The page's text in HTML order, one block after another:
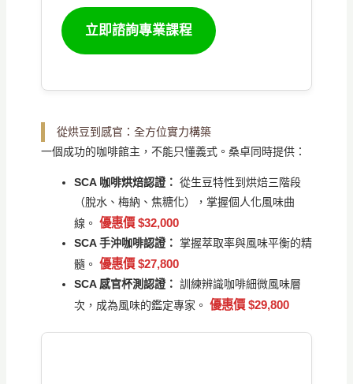
立即諮詢專業課程
從烘豆到感官：全方位實力構築
一個成功的咖啡館主，不能只懂義式。桑卓同時提供：
SCA 咖啡烘焙認證： 從生豆特性到烘焙三階段
（脫水、梅納、焦糖化），掌握個人化風味曲
線。 優惠價 $32,000
SCA 手沖咖啡認證：
掌握萃取率與風味平衡的精
髓。 優惠價 $27,800
SCA 感官杯測認證： 訓練辨識咖啡細微風味層
次，成為風味的鑑定專家。 優惠價 $29,800